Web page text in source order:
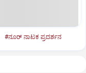
#ನೂರ್‌ ನಾಟಕ ಪ್ರದರ್ಶನ